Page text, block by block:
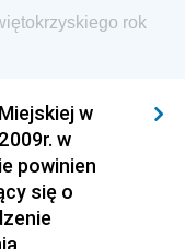
Górniczego
Transportu
i
rok
w
w
powinien
się o